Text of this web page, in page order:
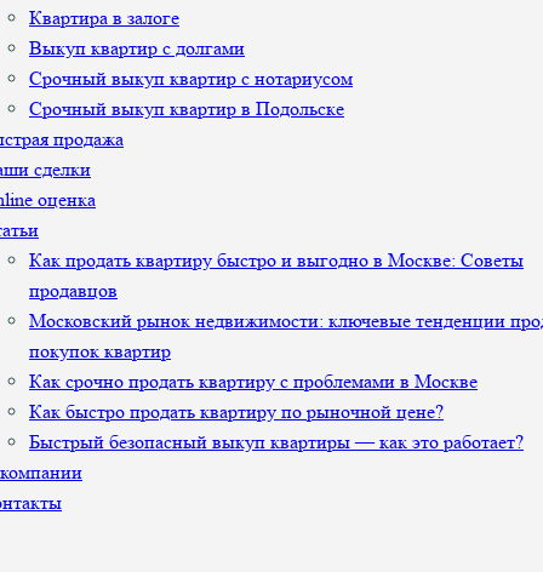
Квартира в залоге
Выкуп квартир с долгами
Срочный выкуп квартир с нотариусом
Срочный выкуп квартир в Подольске
продажа
сделки
оценка
Как продать квартиру быстро и выгодно в Москве: Советы
продавцов
Московский рынок недвижимости: ключевые тенденции
покупок квартир
Как срочно продать квартиру с проблемами в Москве
Как быстро продать квартиру по рыночной цене?
Быстрый безопасный выкуп квартиры — как это работает?